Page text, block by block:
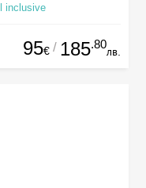
inclusive
95€ / 185.80
лв.